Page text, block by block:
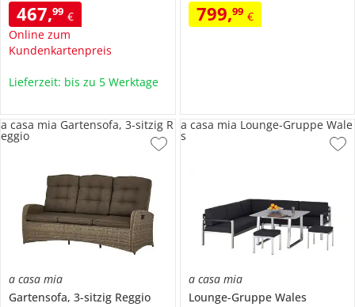
467,99 €
Online zum
Kundenkartenpreis
Lieferzeit: bis zu 5 Werktage
799,99 €
a casa mia
Gartensofa, 3-sitzig Reggio
a casa mia Gartensofa, 3-sitzig R
eggio
a casa mia
Lounge-Gruppe Wales
a casa mia Lounge-Gruppe Wale
s